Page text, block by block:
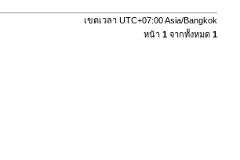
เขตเวลา UTC+07:00 Asia/Bangkok
หน้า 1จากทั้งหมด 1